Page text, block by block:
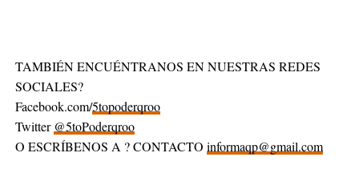
TAMBIÉN ENCUÉNTRANOS EN NUESTRAS REDES
SOCIALES?
Facebook.com/5topoderqroo
Twitter @5toPoderqroo
O ESCRÍBENOS A ? CONTACTO informaqp@gmail.com